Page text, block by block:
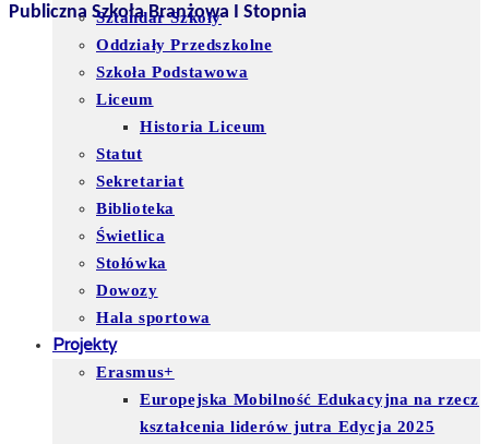
Publiczna Szkoła Branżowa I Stopnia
Sztandar Szkoły
Oddziały Przedszkolne
Szkoła Podstawowa
Liceum
Historia Liceum
Statut
Sekretariat
Biblioteka
Świetlica
Stołówka
Dowozy
Hala sportowa
Projekty
Erasmus+
Europejska Mobilność Edukacyjna na rzecz
kształcenia liderów jutra Edycja 2025